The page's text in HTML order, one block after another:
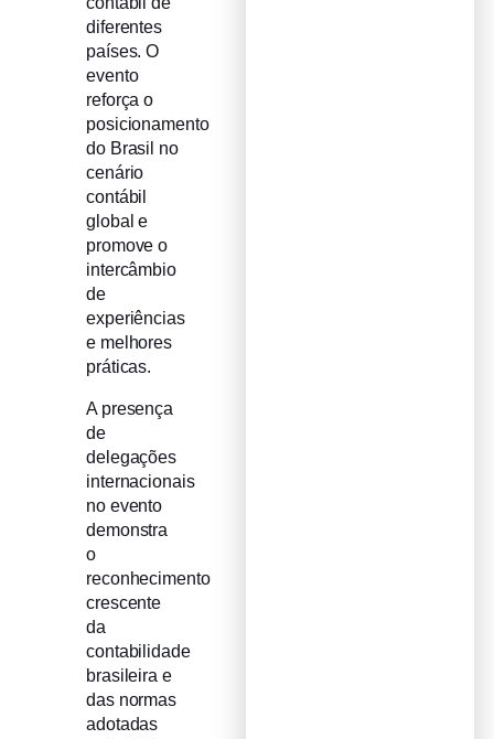
diferentes
países. O
evento
reforça o
posicionamento
do Brasil no
cenário
contábil
global e
promove o
intercâmbio
de
experiências
e melhores
práticas.
A presença
de
delegações
internacionais
no evento
demonstra
o
reconhecimento
crescente
da
contabilidade
brasileira e
das normas
adotadas